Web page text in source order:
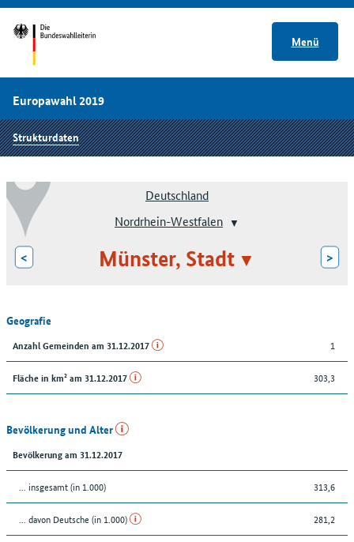
Menü
Europawahl 2019
Strukturdaten
Deutschland
Nordrhein-Westfalen
< Münster, Stadt >
Geografie
Anzahl Gemeinden am 31.12.2017 1
Fläche in km² am 31.12.2017 303,3
Bevölkerung und Alter
Bevölkerung am 31.12.2017
... insgesamt (in 1.000) 313,6
... davon Deutsche (in 1.000) 281,2